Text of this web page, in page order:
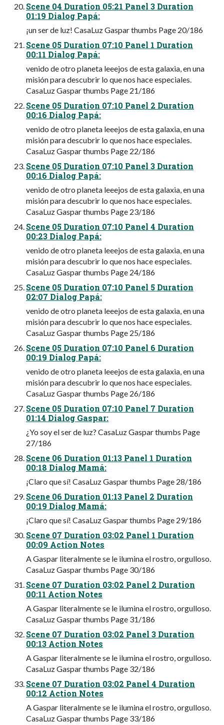
Scene 04 Duration 05:21 Panel 3 Duration
01:19 Dialog Papá:
¡un ser de luz! CasaLuz Gaspar thumbs Page 20/186
Scene 05 Duration 07:10 Panel 1 Duration
00:11 Dialog Papá:
venido de otro planeta leeejos de esta galaxia, en una
misión para descubrir lo que nos hace especiales.
CasaLuz Gaspar thumbs Page 21/186
Scene 05 Duration 07:10 Panel 2 Duration
00:16 Dialog Papá:
venido de otro planeta leeejos de esta galaxia, en una
misión para descubrir lo que nos hace especiales.
CasaLuz Gaspar thumbs Page 22/186
Scene 05 Duration 07:10 Panel 3 Duration
00:16 Dialog Papá:
venido de otro planeta leeejos de esta galaxia, en una
misión para descubrir lo que nos hace especiales.
CasaLuz Gaspar thumbs Page 23/186
Scene 05 Duration 07:10 Panel 4 Duration
00:23 Dialog Papá:
venido de otro planeta leeejos de esta galaxia, en una
misión para descubrir lo que nos hace especiales.
CasaLuz Gaspar thumbs Page 24/186
Scene 05 Duration 07:10 Panel 5 Duration
02:07 Dialog Papá:
venido de otro planeta leeejos de esta galaxia, en una
misión para descubrir lo que nos hace especiales.
CasaLuz Gaspar thumbs Page 25/186
Scene 05 Duration 07:10 Panel 6 Duration
00:19 Dialog Papá:
venido de otro planeta leeejos de esta galaxia, en una
misión para descubrir lo que nos hace especiales.
CasaLuz Gaspar thumbs Page 26/186
Scene 05 Duration 07:10 Panel 7 Duration
01:14 Dialog Gaspar:
¿Yo soy el ser de luz? CasaLuz Gaspar thumbs Page
27/186
Scene 06 Duration 01:13 Panel 1 Duration
00:18 Dialog Mamá:
¡Claro que sí! CasaLuz Gaspar thumbs Page 28/186
Scene 06 Duration 01:13 Panel 2 Duration
00:19 Dialog Mamá:
¡Claro que sí! CasaLuz Gaspar thumbs Page 29/186
Scene 07 Duration 03:02 Panel 1 Duration
00:09 Action Notes
A Gaspar literalmente se le ilumina el rostro, orgulloso.
CasaLuz Gaspar thumbs Page 30/186
Scene 07 Duration 03:02 Panel 2 Duration
00:11 Action Notes
A Gaspar literalmente se le ilumina el rostro, orgulloso.
CasaLuz Gaspar thumbs Page 31/186
Scene 07 Duration 03:02 Panel 3 Duration
00:13 Action Notes
A Gaspar literalmente se le ilumina el rostro, orgulloso.
CasaLuz Gaspar thumbs Page 32/186
Scene 07 Duration 03:02 Panel 4 Duration
00:12 Action Notes
A Gaspar literalmente se le ilumina el rostro, orgulloso.
CasaLuz Gaspar thumbs Page 33/186